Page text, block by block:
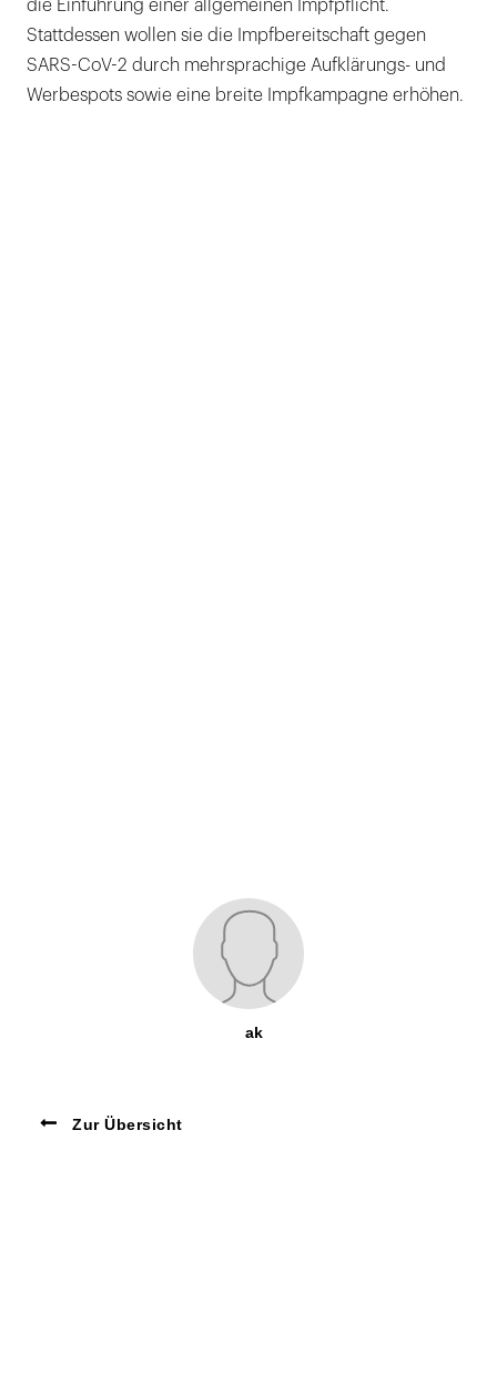
die Einführung einer allgemeinen Impfpflicht.
Stattdessen wollen sie die Impfbereitschaft gegen
SARS-CoV-2 durch mehrsprachige Aufklärungs- und
Werbespots sowie eine breite Impfkampagne erhöhen.
ak
Zur Übersicht